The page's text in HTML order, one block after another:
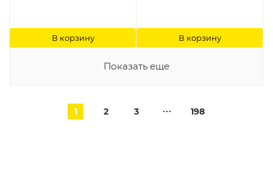
В корзину В корзину
Показать еще
1 2 3 198